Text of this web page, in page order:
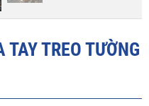
TREO TƯỜNG